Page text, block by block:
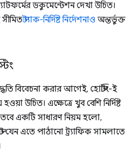
ডকুমেন্টেশন দেখা উচিত।
স্ট্যাক-নির্দিষ্ট নির্দেশনাও অন্তর্ভুক্ত
বিবেচনা করার আগেই, হোস্টিং-ই
উচিত। এক্ষেত্রে খুব বেশি নির্দিষ্ট
তবে একটি সাধারণ নিয়ম হলো,
এতে পাঠানো ট্র্যাফিক সামলাতে